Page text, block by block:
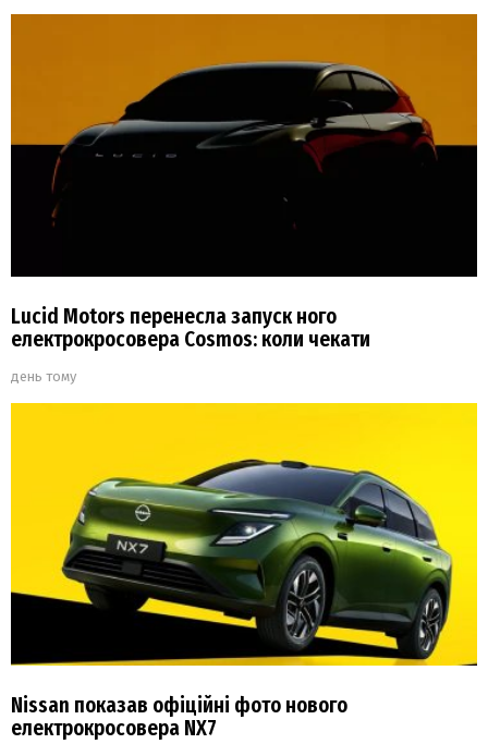
Lucid Motors перенесла запуск ного
електрокросовера Cosmos: коли чекати
день тому
Nissan показав офіційні фото нового
електрокросовера NX7